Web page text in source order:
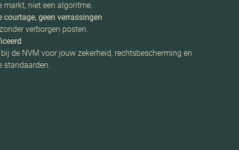
markt, niet een algoritme.
courtage, geen verrassingen
verborgen posten.
de NVM voor jouw zekerheid, rechtsbescherming en
standaarden.